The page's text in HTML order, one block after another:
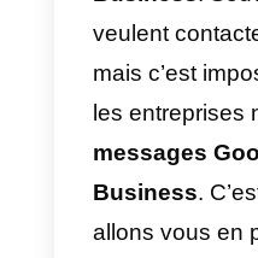
demain.
l’un de
utilisent.
prêtent